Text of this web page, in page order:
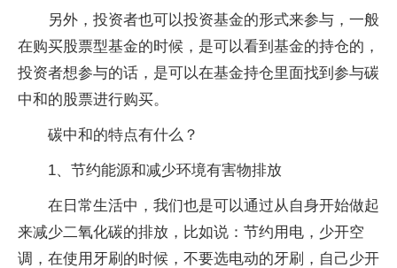
另外，投资者也可以投资基金的形式来参与，一般
在购买股票型基金的时候，是可以看到基金的持仓的，
投资者想参与的话，是可以在基金持仓里面找到参与碳
中和的股票进行购买。
碳中和的特点有什么？
1、节约能源和减少环境有害物排放
在日常生活中，我们也是可以通过从自身开始做起
来减少二氧化碳的排放，比如说：节约用电，少开空
调，在使用牙刷的时候，不要选电动的牙刷，自己少开